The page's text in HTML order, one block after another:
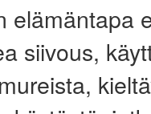
elämäntapa
siivous,